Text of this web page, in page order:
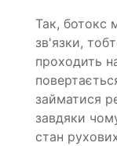
Так, ботокс
зв'язки,
проходить
займатися
завдяки
стан